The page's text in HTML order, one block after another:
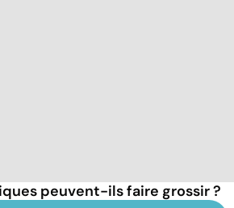
peuvent-ils faire grossir ?